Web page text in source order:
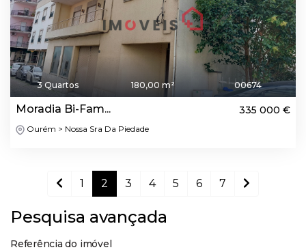
3 Quartos 180,00 m² 00674
Moradia Bi-Fam... 335 000 €
Ourém > Nossa Sra Da Piedade
1 2 3 4 5 6 7
Pesquisa avançada
Referência do imóvel